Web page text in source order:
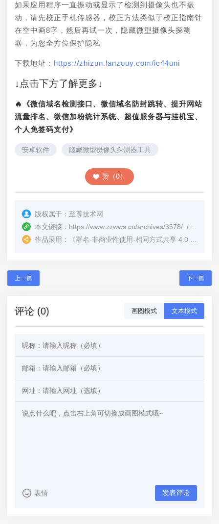
如果应用程序一直振动或显示了检测到摄像头也不振
动，请先校正手机传感器，校正方法类似于校正指南针
在空中画8字，然后再试一次，隐藏微型摄像头探测
器，为您全方位保护隐私
下载地址： https://zhizun.lanzouy.com/ic44uni
↓点击下方了解更多↓
🔥《微信域名检测接口、微信域名防封跳转、提升网站
流量排名、微信加粉统计系统、超值服务器与挂机宝、
个人免签码支付》
安卓软件 隐藏微型摄像头探测器工具
赞（0）
版权属于： 至尊技术网
本文链接： https://www.zzwws.cn/archives/3578/ （转载时请注明本文出处及文章链接）
作品采用：
《署名-非商业性使用-相同方式共享 4.0 国际 (CC BY-NC-SA 4.0)
上一篇 下一篇
评论 (0) 画图模式 文本模式
表情 发表评论